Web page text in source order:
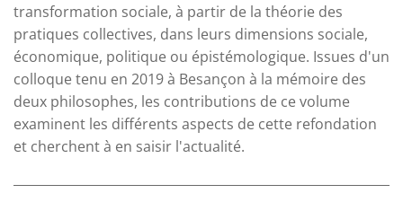
transformation sociale, à partir de la théorie des
pratiques collectives, dans leurs dimensions sociale,
économique, politique ou épistémologique. Issues d'un
colloque tenu en 2019 à Besançon à la mémoire des
deux philosophes, les contributions de ce volume
examinent les différents aspects de cette refondation
et cherchent à en saisir l'actualité.